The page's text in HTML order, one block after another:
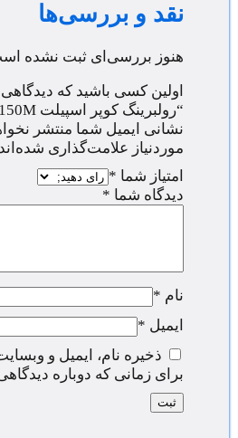
نقد و بررسی‌ها
هنوز بررسی‌ای ثبت نشده
اولین کسی باشید که
“رولبرینگ کوپر اسپیلت SKF 100B 150M”
نشانی ایمیل شما منتشر
موردنیاز علامت‌گذاری شده‌اند
امتیاز شما *
دیدگاه شما *
نام *
ایمیل *
ذخیره نام، ایمیل و
برای زمانی که دوباره